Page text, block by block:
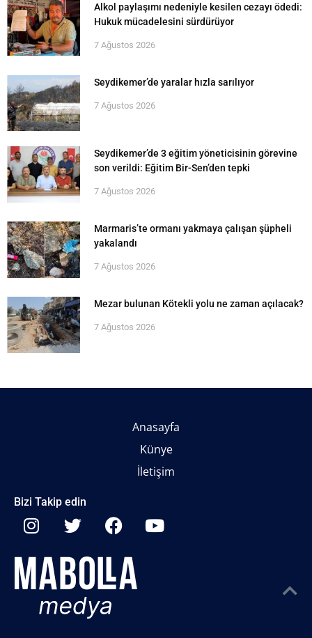
Alkol paylaşımı nedeniyle kesilen cezayı ödedi:
Hukuk mücadelesini sürdürüyor
7 Ağustos 2026
Seydikemer’de yaralar hızla sarılıyor
7 Ağustos 2026
Seydikemer’de 3 eğitim yöneticisinin görevine
son verildi: Eğitim Bir-Sen’den tepki
7 Ağustos 2026
Marmaris’te ormanı yakmaya çalışan şüpheli
yakalandı
7 Ağustos 2026
Mezar bulunan Kötekli yolu ne zaman açılacak?
7 Ağustos 2026
Anasayfa
Künye
İletişim
Bizi Takip edin